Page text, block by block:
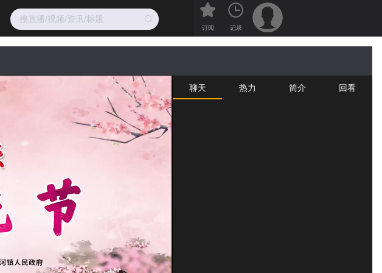
订阅 记录
聊天 热力 简介 回看